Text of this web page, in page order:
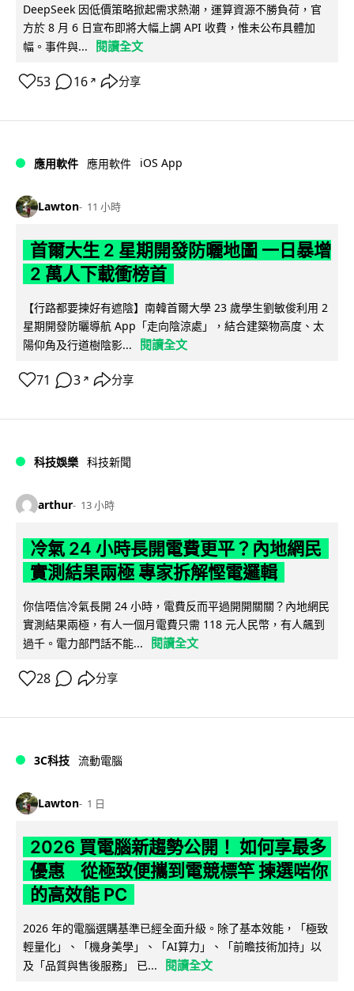
DeepSeek 因低價策略掀起需求熱潮，運算資源不勝負荷，官
方於 8 月 6 日宣布即將大幅上調 API 收費，惟未公布具體加
幅。事件與...
閱讀全文
53 16 ↗ 分享
應用軟件 應用軟件 iOS App
Lawton 11 小時
首爾大生 2 星期開發防曬地圖 一日暴增
2 萬人下載衝榜首
【行路都要揀好有遮陰】南韓首爾大學 23 歲學生劉敏俊利用 2
星期開發防曬導航 App「走向陰涼處」，結合建築物高度、太
陽仰角及行道樹陰影...
閱讀全文
71 3 ↗ 分享
科技娛樂 科技新聞
arthur 13 小時
冷氣 24 小時長開電費更平？內地網民
實測結果兩極 專家拆解慳電邏輯
你信唔信冷氣長開 24 小時，電費反而平過開開關關？內地網民
實測結果兩極，有人一個月電費只需 118 元人民幣，有人飆到
過千。電力部門話不能...
閱讀全文
28 分享
3C科技 流動電腦
Lawton 1 日
2026 買電腦新趨勢公開！ 如何享最多
優惠 從極致便攜到電競標竿 揀選啱你
的高效能 PC
2026 年的電腦選購基準已經全面升級。除了基本效能，「極致
輕量化」、「機身美學」、「AI算力」、「前瞻技術加持」以
及「品質與售後服務」 已...
閱讀全文